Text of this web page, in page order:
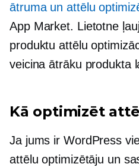
ātruma un attēlu
App Market. Lietotne
produktu attēlu
veicina ātrāku produkta
Kā optimizēt
Ja jums ir WordPress
attēlu optimizētāju un